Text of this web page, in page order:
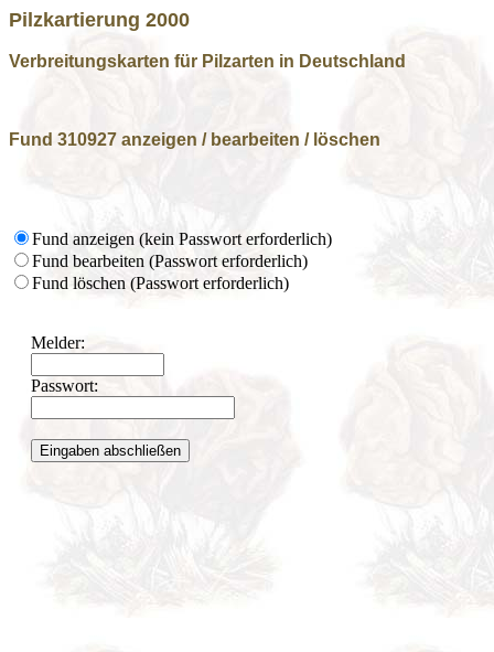
Pilzkartierung 2000
Verbreitungskarten für Pilzarten in Deutschland
Fund 310927 anzeigen / bearbeiten / löschen
Fund anzeigen (kein Passwort erforderlich)
Fund bearbeiten (Passwort erforderlich)
Fund löschen (Passwort erforderlich)
Melder:
Passwort: